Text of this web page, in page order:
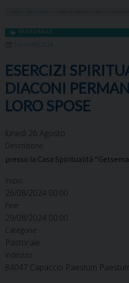
PASTORALE
5 GIUGNO 2024
ESERCIZI
DIACONI
LORO SPOSE
lunedì 26 Agosto
Descrizione:
presso la Casa Spiritualità
Inizio:
26/08/2024 00:00
Fine:
29/08/2024 00:00
Categorie:
Pastorale
Indirizzo:
84047 Capaccio Paestum